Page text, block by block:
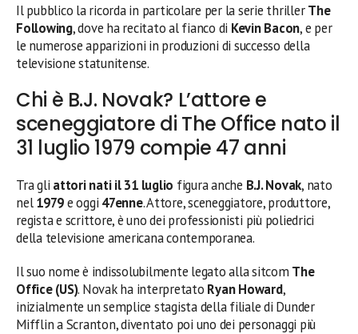
Il pubblico la ricorda in particolare per la serie thrillerThe
Following, dove ha recitato al fianco di Kevin Bacon, e per
le numerose apparizioni in produzioni di successo della
televisione statunitense.
Chi è B.J. Novak? L’attore e
sceneggiatore di The Office nato il
31 luglio 1979 compie 47 anni
Tra gli attori nati il 31 luglio figura anche B.J. Novak, nato
nel1979e oggi 47enne. Attore, sceneggiatore, produttore,
regista e scrittore, è uno dei professionisti più poliedrici
della televisione americana contemporanea.
Il suo nome è indissolubilmente legato alla sitcom The
Office (US). Novak ha interpretato Ryan Howard,
inizialmente un semplice stagista della filiale di Dunder
Mifflin a Scranton, diventato poi uno dei personaggi più